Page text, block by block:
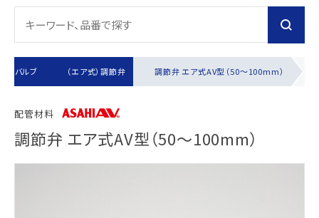
動バルブ （エア式）調節弁 調節弁 エア式AV型（50～100mm）
配管材料
調節弁 エア式AV型（50～100mm）